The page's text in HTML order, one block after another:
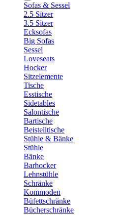
Sofas & Sessel
2.5 Sitzer
3.5 Sitzer
Ecksofas
Big Sofas
Sessel
Loveseats
Hocker
Sitzelemente
Tische
Esstische
Sidetables
Salontische
Bartische
Beistelltische
Stühle & Bänke
Stühle
Bänke
Barhocker
Lehnstühle
Schränke
Kommoden
Büfettschränke
Bücherschränke